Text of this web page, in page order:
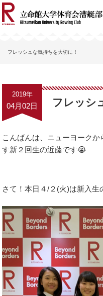
History 歴史
Race 大会
Gallery
Graduates 立命艇
Links リンク
Contact お問
フレッシュな気持ちを大切に！
まねさんブログ
2019年
04月02日 フレッシ
こんばんは、ニューヨーク
す新２回生の近藤です😭
さて！本日４/２(火)は新入生